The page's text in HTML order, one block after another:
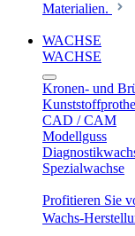
Materialien.
WACHSE
WACHSE
Kronen- und
CAD / CAM
Modellguss
Spezialwachse
Profitieren Sie
Wachs-